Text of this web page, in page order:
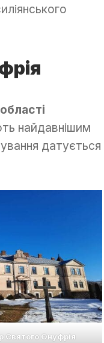
найдавнішим
датується
Святого Онуфрія